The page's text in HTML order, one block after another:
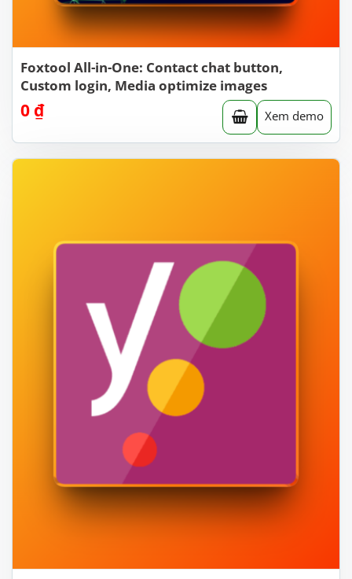
Foxtool All-in-One: Contact chat button,
Custom login, Media optimize images
0 ₫ Xem demo